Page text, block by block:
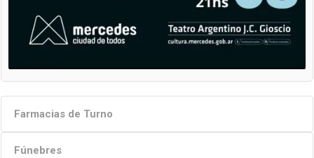
Farmacias de Turno
Fúnebres